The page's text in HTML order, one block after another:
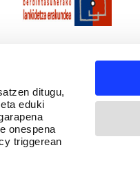
ditugu,
eduki
onespena
triggerean